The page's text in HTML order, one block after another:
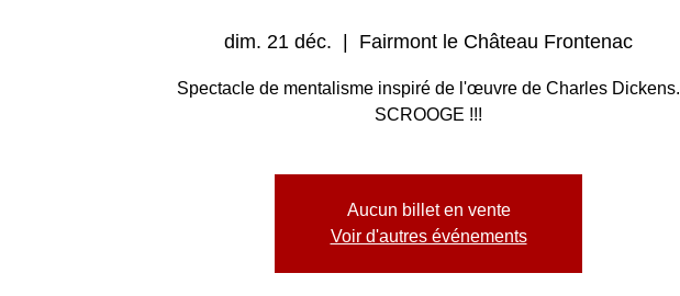
dim. 21 déc. Fairmont le Château Frontenac
Spectacle de mentalisme inspiré de l'œuvre de Charles Dickens.
SCROOGE !!!
Aucun billet en vente
Voir d'autres événements